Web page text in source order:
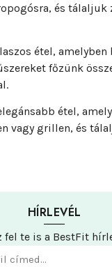
HÍRLEVÉL
fel te is a BestFit
és tálaljuk
étel,
főzünk
étel,
vagy grillen, és